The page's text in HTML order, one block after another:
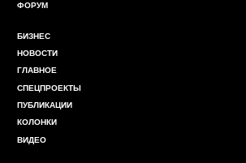
ФОРУМ
БИЗНЕС
НОВОСТИ
ГЛАВНОЕ
СПЕЦПРОЕКТЫ
ПУБЛИКАЦИИ
КОЛОНКИ
ВИДЕО